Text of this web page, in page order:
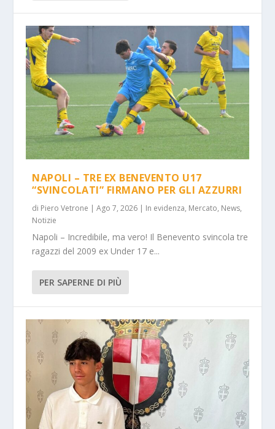
NAPOLI – TRE EX BENEVENTO U17
“SVINCOLATI” FIRMANO PER GLI AZZURRI
di Piero Vetrone |Ago 7, 2026 | In evidenza, Mercato, News,
Notizie
Napoli – Incredibile, ma vero! Il Benevento svincola tre
ragazzi del 2009 ex Under 17 e...
PER SAPERNE DI PIÙ